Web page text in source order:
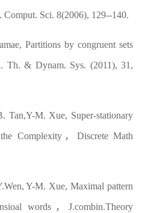
Comput. Sci. 8(2006), 129--140.
Partitions by congruent sets
Th. & Dynam. Sys. (2011), 31,
Tan,Y-M. Xue, Super-stationary
Complexity， Discrete Math
Y-M. Xue, Maximal pattern
words ， J.combin.Theory